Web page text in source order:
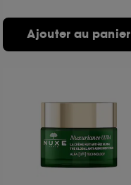
Ajouter au panier